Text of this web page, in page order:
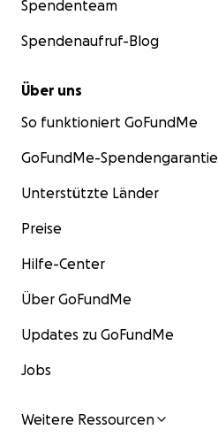
Spendenteam
Spendenaufruf-Blog
Über uns
So funktioniert GoFundMe
GoFundMe-Spendengarantie
Unterstützte Länder
Preise
Hilfe-Center
Über GoFundMe
Updates zu GoFundMe
Jobs
Weitere Ressourcen